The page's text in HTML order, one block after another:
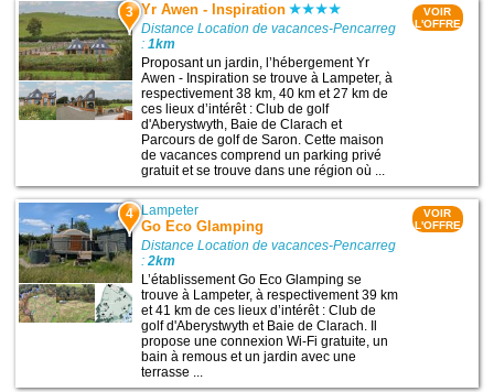
3 Yr Awen - Inspiration
Distance Location de vacances-Pencarreg
:1km
Proposant un jardin, l’hébergement Yr
Awen - Inspiration se trouve à Lampeter, à
respectivement 38 km, 40 km et 27 km de
ces lieux d’intérêt : Club de golf
d'Aberystwyth, Baie de Clarach et
Parcours de golf de Saron. Cette maison
de vacances comprend un parking privé
gratuit et se trouve dans une région où ...
VOIR
L'OFFRE
4 Lampeter
Go Eco Glamping
Distance Location de vacances-Pencarreg
:2km
L’établissement Go Eco Glamping se
trouve à Lampeter, à respectivement 39 km
et 41 km de ces lieux d’intérêt : Club de
golf d'Aberystwyth et Baie de Clarach. Il
propose une connexion Wi-Fi gratuite, un
bain à remous et un jardin avec une
terrasse ...
VOIR
L'OFFRE